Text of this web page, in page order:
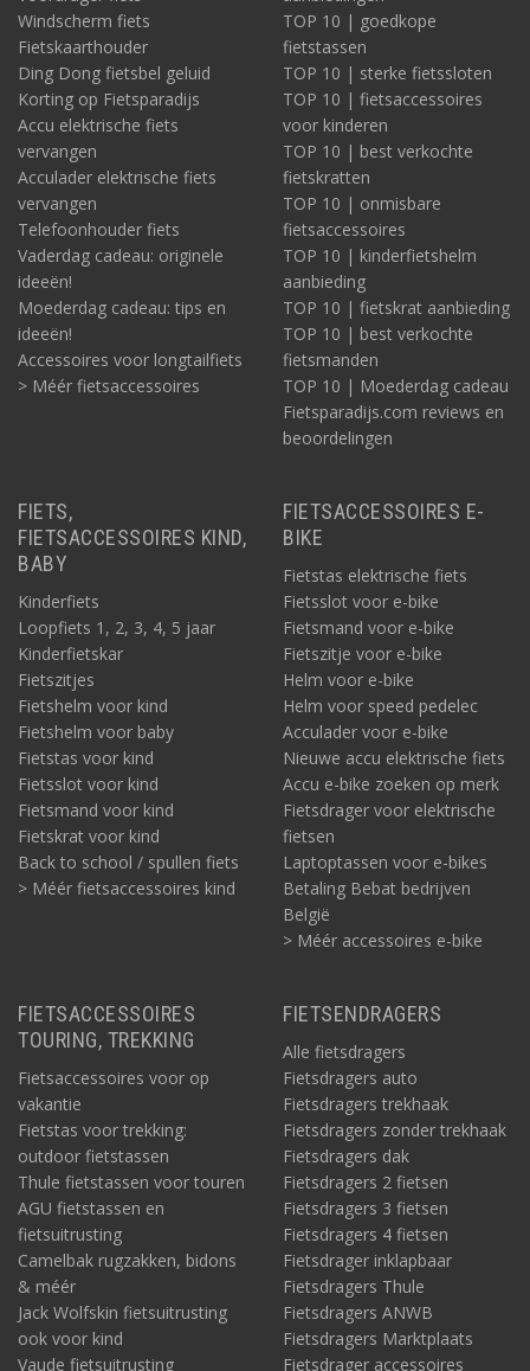
Windscherm fiets
Fietskaarthouder
Ding Dong fietsbel geluid
Korting op Fietsparadijs
Accu elektrische fiets
vervangen
Acculader elektrische fiets
vervangen
Telefoonhouder fiets
Vaderdag cadeau: originele
ideeën!
Moederdag cadeau: tips en
ideeën!
Accessoires voor longtailfiets
> Méér fietsaccessoires
TOP 10 | goedkope
fietstassen
TOP 10 | sterke fietssloten
TOP 10 | fietsaccessoires
voor kinderen
TOP 10 | best verkochte
fietskratten
TOP 10 | onmisbare
fietsaccessoires
TOP 10 | kinderfietshelm
aanbieding
TOP 10 | fietskrat aanbieding
TOP 10 | best verkochte
fietsmanden
TOP 10 | Moederdag cadeau
Fietsparadijs.com reviews en
beoordelingen
FIETS,
FIETSACCESSOIRES KIND,
BABY
Kinderfiets
Loopfiets 1, 2, 3, 4, 5 jaar
Kinderfietskar
Fietszitjes
Fietshelm voor kind
Fietshelm voor baby
Fietstas voor kind
Fietsslot voor kind
Fietsmand voor kind
Fietskrat voor kind
Back to school / spullen fiets
> Méér fietsaccessoires kind
FIETSACCESSOIRES E-
BIKE
Fietstas elektrische fiets
Fietsslot voor e-bike
Fietsmand voor e-bike
Fietszitje voor e-bike
Helm voor e-bike
Helm voor speed pedelec
Acculader voor e-bike
Nieuwe accu elektrische fiets
Accu e-bike zoeken op merk
Fietsdrager voor elektrische
fietsen
Laptoptassen voor e-bikes
Betaling Bebat bedrijven
België
> Méér accessoires e-bike
FIETSACCESSOIRES
TOURING, TREKKING
Fietsaccessoires voor op
vakantie
Fietstas voor trekking:
outdoor fietstassen
Thule fietstassen voor touren
AGU fietstassen en
fietsuitrusting
Camelbak rugzakken, bidons
& méér
Jack Wolfskin fietsuitrusting
ook voor kind
Vaude fietsuitrusting
FIETSENDRAGERS
Alle fietsdragers
Fietsdragers auto
Fietsdragers trekhaak
Fietsdragers zonder trekhaak
Fietsdragers dak
Fietsdragers 2 fietsen
Fietsdragers 3 fietsen
Fietsdragers 4 fietsen
Fietsdrager inklapbaar
Fietsdragers Thule
Fietsdragers ANWB
Fietsdragers Marktplaats
Fietsdrager accessoires